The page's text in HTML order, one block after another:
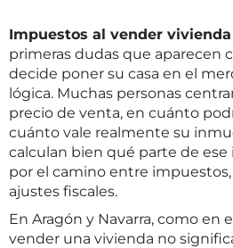
Impuestos al vender vivienda
primeras dudas que aparecen
decide poner su casa en el
lógica. Muchas personas
precio de venta, en cuánto
cuánto vale realmente su
calculan bien qué parte de
por el camino entre
ajustes fiscales.
En Aragón y Navarra, como en
vender una vivienda no